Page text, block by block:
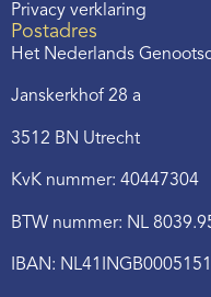
Privacy verklaring
Postadres
Het Nederlands
Janskerkhof 28 a
3512 BN Utrecht
KvK nummer: 40447304
BTW nummer: NL
IBAN: